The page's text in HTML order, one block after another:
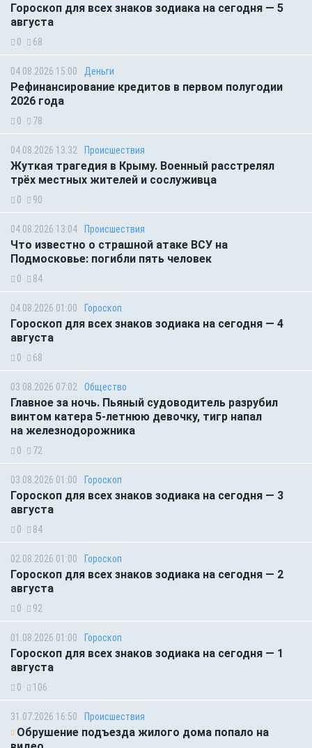
Гороскоп для всех знаков зодиака на сегодня — 5
августа
0 68
04.08.2026 15:00 Деньги
Рефинансирование кредитов в первом полугодии
2026 года
0 78
04.08.2026 13:32 Происшествия
Жуткая трагедия в Крыму. Военный расстрелял
трёх местных жителей и сослуживца
0 90
04.08.2026 13:04 Происшествия
Что известно о страшной атаке ВСУ на
Подмосковье: погибли пять человек
0 84
04.08.2026 01:00 Гороскоп
Гороскоп для всех знаков зодиака на сегодня — 4
августа
0 68
03.08.2026 07:02 Общество
Главное за ночь. Пьяный судоводитель разрубил
винтом катера 5-летнюю девочку, тигр напал
на железнодорожника
0 72
03.08.2026 01:00 Гороскоп
Гороскоп для всех знаков зодиака на сегодня — 3
августа
0 84
02.08.2026 01:00 Гороскоп
Гороскоп для всех знаков зодиака на сегодня — 2
августа
0 92
01.08.2026 01:00 Гороскоп
Гороскоп для всех знаков зодиака на сегодня — 1
августа
0 106
31.07.2026 16:50 Происшествия
Обрушение подъезда жилого дома попало на